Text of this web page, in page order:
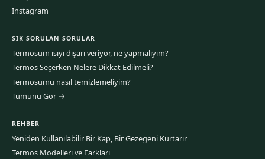
Instagram
SIK SORULAN SORULAR
Termosum ısıyı dışarı veriyor, ne yapmalıyım?
Termos Seçerken Nelere Dikkat Edilmeli?
Termosumu nasıl temizlemeliyim?
Tümünü Gör →
REHBER
Yeniden Kullanılabilir Bir Kap, Bir Gezegeni Kurtarır
Termos Modelleri ve Farkları